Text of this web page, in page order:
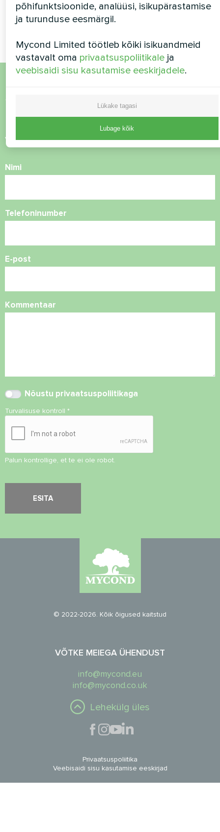
BeeHeat seeria soojuspump
Modulaarsed soojuspumbad
Soovid osta või on
küsimusi?
Võtke meiega ühendust ja me aitame teid
Nimi
Telefoninumber
E-post
Kommentaar
Nõustu privaatsuspoliitikaga
Turvalisuse kontroll *
Palun kontrollige, et te ei ole robot.
© 2022-2026. Kõik õigused kaitstud
VÕTKE MEIEGA ÜHENDUST
info@mycond.eu
info@mycond.co.uk
Lehekülg üles
Privaatsuspoliitika
Veebisaidi sisu kasutamise eeskirjad
põhifunktsioonide, analüüsi, isikupärastamise
ja turunduse eesmärgil.
Mycond Limited töötleb kõiki isikuandmeid
vastavalt oma privaatsuspoliitikaleja
veebisaidi sisu kasutamise eeskirjadele.
Lükake tagasi
Lubage kõik